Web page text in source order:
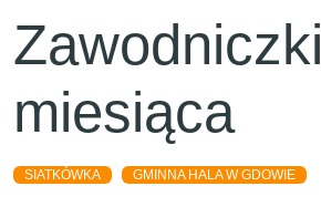
Zawodniczki
miesiąca
SIATKÓWKA GMINNA HALA W GDOWIE